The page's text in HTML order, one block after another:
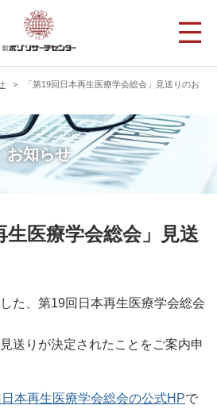
「第19回日本再生医療学会総会」見送りのお
お知らせ
生医療学会総会」見送
た、第19回日本再生医療学会総会
送りが決定されたことをご案内申
本再生医療学会総会の公式HPで